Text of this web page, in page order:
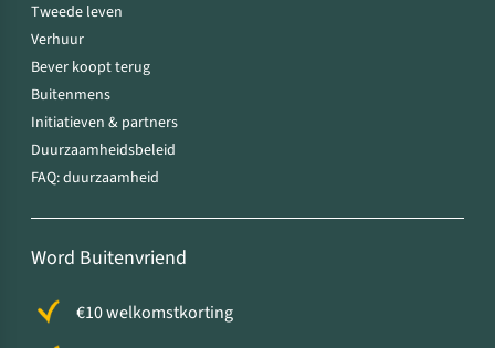
Tweede leven
Verhuur
Bever koopt terug
Buitenmens
Initiatieven & partners
Duurzaamheidsbeleid
FAQ: duurzaamheid
Word Buitenvriend
€10 welkomstkorting